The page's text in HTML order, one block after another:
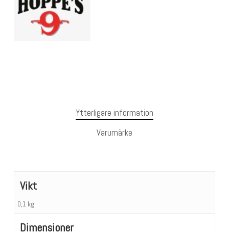
Ytterligare information
Varumärke
Vikt
0,1 kg
Dimensioner